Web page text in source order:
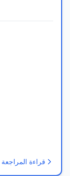
قراءة المراجعة